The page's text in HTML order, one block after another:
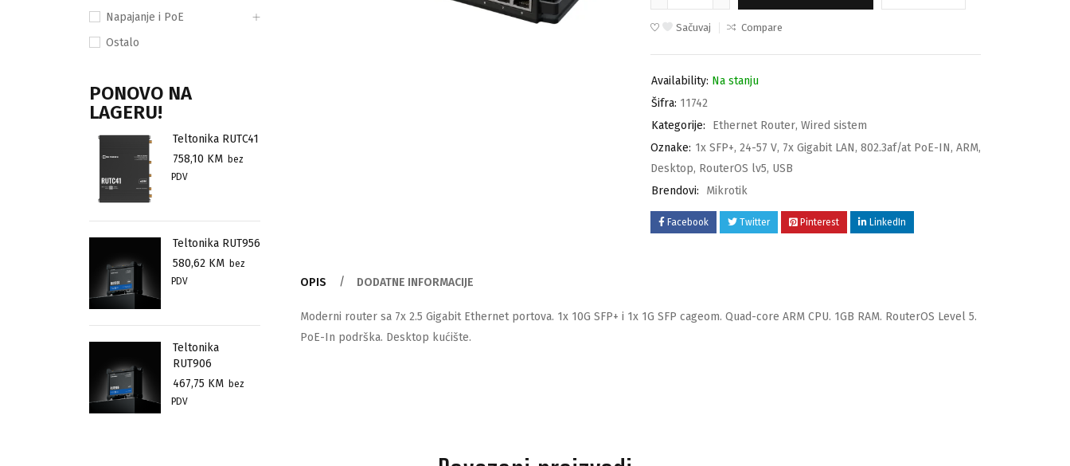
Napajanje i PoE
Ostalo
PONOVO NA
LAGERU!
Teltonika RUTC41
758,10 KM bez
PDV
Teltonika RUT956
580,62 KM bez
PDV
Teltonika
RUT906
467,75 KM bez
PDV
Sačuvaj Compare
Availability: Na stanju
Šifra: 11742
Kategorije:
Ethernet Router, Wired sistem
Oznake: 1x SFP+, 24-57 V, 7x Gigabit LAN, 802.3af/at PoE-IN, ARM,
Desktop, RouterOS lv5, USB
Brendovi:
Mikrotik
Facebook Twitter Pinterest LinkedIn
OPIS DODATNE INFORMACIJE
Moderni router sa 7x 2.5 Gigabit Ethernet portova. 1x 10G SFP+ i 1x 1G SFP cageom. Quad-core ARM CPU. 1GB RAM. RouterOS Level 5.
PoE-In podrška. Desktop kućište.